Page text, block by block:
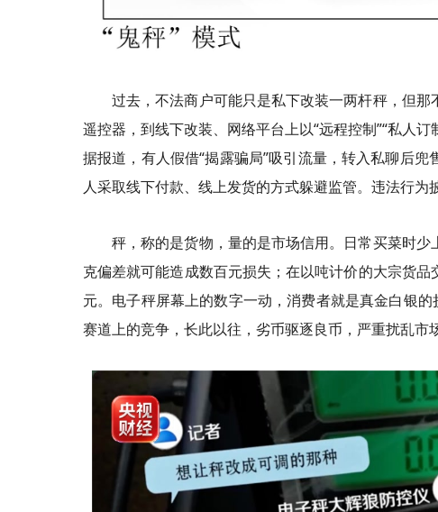
过去，不法商户可能只是私下改装一两杆秤，但
遥控器，到线下改装、网络平台上以“远程控制”“私人
据报道，有人假借“揭露骗局”吸引流量，转入私聊后
人采取线下付款、线上发货的方式躲避监管。违法行为
秤，称的是货物，量的是市场信用。日常买菜时
克偏差就可能造成数百元损失；在以吨计价的大宗货
元。电子秤屏幕上的数字一动，消费者就是真金白银
赛道上的竞争，长此以往，劣币驱逐良币，严重扰乱市